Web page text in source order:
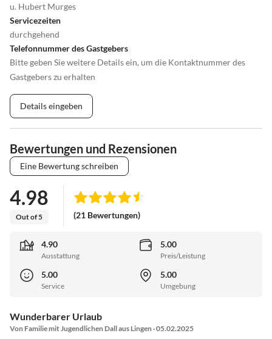
u. Hubert Murges
Servicezeiten
durchgehend
Telefonnummer des Gastgebers
Bitte geben Sie weitere Details ein, um die Kontaktnummer des
Gastgebers zu erhalten
Details eingeben
Bewertungen und Rezensionen
Eine Bewertung schreiben
4.98
Out of 5 (21 Bewertungen)
4.90
Ausstattung
5.00
Preis/Leistung
5.00
Service
5.00
Umgebung
Wunderbarer Urlaub
Von Familie mit Jugendlichen Dall aus Lingen · 05.02.2025